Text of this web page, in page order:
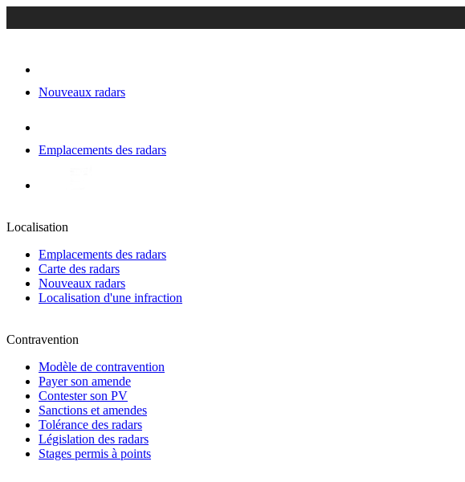
Nouveaux radars
Emplacements des radars
Localisation
Emplacements des radars
Carte des radars
Nouveaux radars
Localisation d'une infraction
Contravention
Modèle de contravention
Payer son amende
Contester son PV
Sanctions et amendes
Tolérance des radars
Législation des radars
Stages permis à points